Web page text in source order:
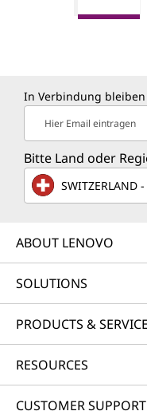
In Verbindung bleiben
Hier Email eintragen
Bitte Land oder
SWITZERLAND
ABOUT LENOVO
SOLUTIONS
PRODUCTS &
RESOURCES
CUSTOMER SUPPORT